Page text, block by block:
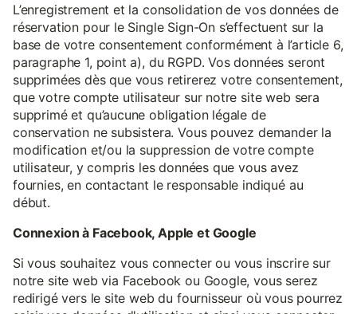
L’enregistrement et la consolidation de vos données de
réservation pour le Single Sign-On s’effectuent sur la
base de votre consentement conformément à l’article 6,
paragraphe 1, point a), du RGPD. Vos données seront
supprimées dès que vous retirerez votre consentement,
que votre compte utilisateur sur notre site web sera
supprimé et qu’aucune obligation légale de
conservation ne subsistera. Vous pouvez demander la
modification et/ou la suppression de votre compte
utilisateur, y compris les données que vous avez
fournies, en contactant le responsable indiqué au
début.
Connexion à Facebook, Apple et Google
Si vous souhaitez vous connecter ou vous inscrire sur
notre site web via Facebook ou Google, vous serez
redirigé vers le site web du fournisseur où vous pourrez